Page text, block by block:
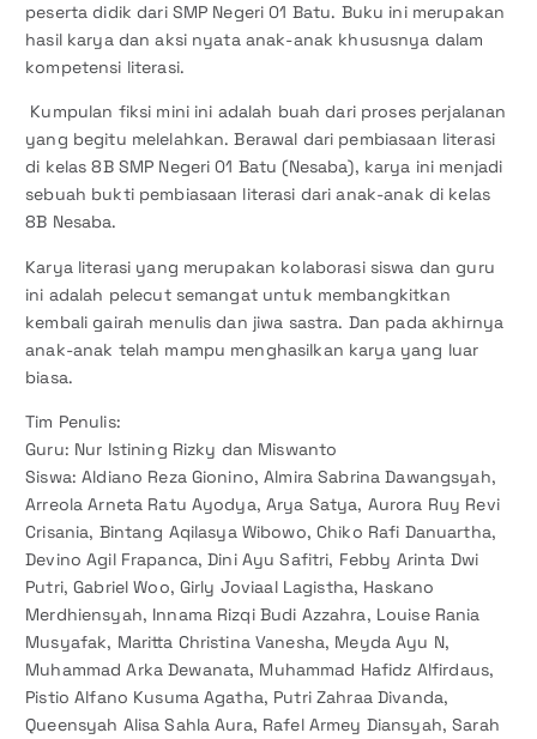
peserta didik dari SMP Negeri 01 Batu. Buku ini merupakan
hasil karya dan aksi nyata anak-anak khususnya dalam
kompetensi literasi.
Kumpulan fiksi mini ini adalah buah dari proses perjalanan
yang begitu melelahkan. Berawal dari pembiasaan literasi
di kelas 8B SMP Negeri 01 Batu (Nesaba), karya ini menjadi
sebuah bukti pembiasaan literasi dari anak-anak di kelas
8B Nesaba.
Karya literasi yang merupakan kolaborasi siswa dan guru
ini adalah pelecut semangat untuk membangkitkan
kembali gairah menulis dan jiwa sastra. Dan pada akhirnya
anak-anak telah mampu menghasilkan karya yang luar
biasa.
Tim Penulis:
Guru: Nur Istining Rizky dan Miswanto
Siswa: Aldiano Reza Gionino, Almira Sabrina Dawangsyah,
Arreola Arneta Ratu Ayodya, Arya Satya, Aurora Ruy Revi
Crisania, Bintang Aqilasya Wibowo, Chiko Rafi Danuartha,
Devino Agil Frapanca, Dini Ayu Safitri, Febby Arinta Dwi
Putri, Gabriel Woo, Girly Joviaal Lagistha, Haskano
Merdhiensyah, Innama Rizqi Budi Azzahra, Louise Rania
Musyafak, Maritta Christina Vanesha, Meyda Ayu N,
Muhammad Arka Dewanata, Muhammad Hafidz Alfirdaus,
Pistio Alfano Kusuma Agatha, Putri Zahraa Divanda,
Queensyah Alisa Sahla Aura, Rafel Armey Diansyah, Sarah